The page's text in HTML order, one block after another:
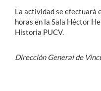
La actividad se efectuará
horas en la Sala Héctor
Historia PUCV.
Dirección General de